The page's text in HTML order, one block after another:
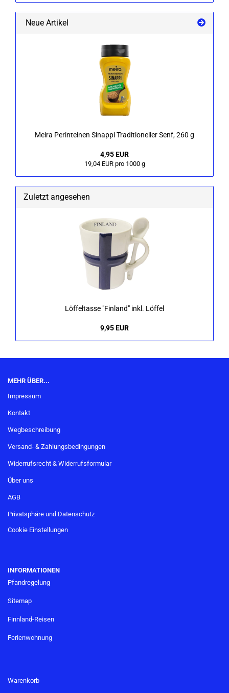
Neue Artikel
Meira Per­int­ei­nen Si­nap­pi Tra­di­tio­nel­ler Senf, 260 g
4,95 EUR
19,04 EUR pro 1000 g
Zuletzt angesehen
Löf­fel­tas­se "Fin­land" inkl. Löf­fel
9,95 EUR
MEHR ÜBER...
Impressum
Kontakt
Wegbeschreibung
Versand- & Zahlungsbedingungen
Widerrufsrecht & Widerrufsformular
Über uns
AGB
Privatsphäre und Datenschutz
Cookie Einstellungen
INFORMATIONEN
Pfandregelung
Sitemap
Finnland-Reisen
Ferienwohnung
Warenkorb